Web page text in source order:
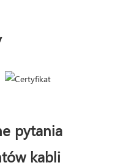
pytania
kabli